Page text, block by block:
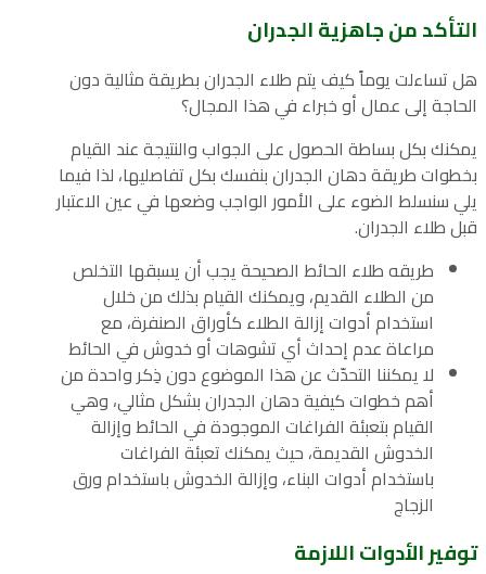
التأكد من جاهزية الجدران
هل تساءلت يوماً كيف يتم طلاء الجدران بطريقة مثالية دون
الحاجة إلى عمال أو خبراء في هذا المجال؟
يمكنك بكل بساطة الحصول على الجواب والنتيجة عند القيام
بخطوات طريقة دهان الجدران بنفسك بكل تفاصليها، لذا فيما
يلي سنسلط الضوء على الأمور الواجب وضعها في عين الاعتبار
قبل طلاء الجدران.
طريقه طلاء الحائط الصحيحة يجب أن يسبقها التخلص
من الطلاء القديم، ويمكنك القيام بذلك من خلال
استخدام أدوات إزالة الطلاء كأوراق الصنفرة، مع
مراعاة عدم إحداث أي تشوهات أو خدوش في الحائط
لا يمكننا التحدّث عن هذا الموضوع دون ذِكر واحدة من
أهم خطوات كيفية دهان الجدران بشكل مثالي، وهي
القيام بتعبئة الفراغات الموجودة في الحائط وإزالة
الخدوش القديمة، حيث يمكنك تعبئة الفراغات
باستخدام أدوات البناء، وإزالة الخدوش باستخدام ورق
الزجاج
توفير الأدوات اللازمة